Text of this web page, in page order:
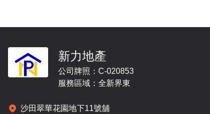
8 / F
A
新力地產
公司牌照：C-020853
服務區域：全新界東
沙田翠華花園地下11號舖